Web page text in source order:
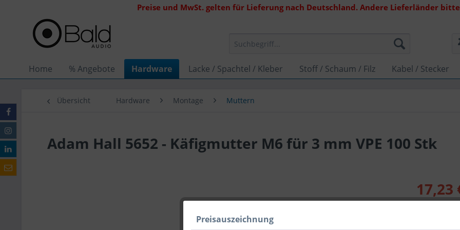
Preise und MwSt. gelten für Lieferung nach Deutschland. Andere Lieferländer
Home % Angebote Hardware Lacke / Spachtel / Kleber Stoff / Schaum / Filz Kabel / Stecker
Übersicht Hardware Montage Muttern
Adam Hall 5652 - Käfigmutter M6 für 3 mm VPE 100 Stk
17,23
Inhalt:100
Lieferzeit
Preisauszeichnung